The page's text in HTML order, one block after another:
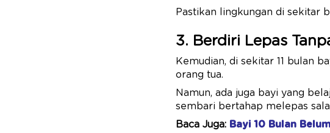
Pastikan lingkungan di sekitar
3. Berdiri Lepas
Kemudian, di sekitar 11 bulan
orang tua.
Namun, ada juga bayi yang
sembari bertahap melepas
Baca Juga: Bayi 10 Bulan